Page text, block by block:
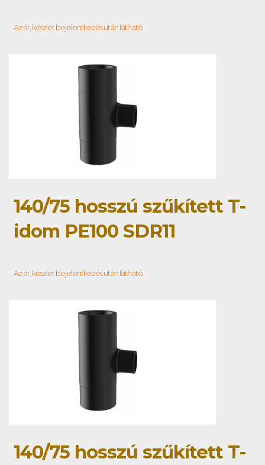
Az ár, készlet bejelentkezés után látható
140/75 hosszú szűkített T-
idom PE100 SDR11
Az ár, készlet bejelentkezés után látható
140/75 hosszú szűkített T-